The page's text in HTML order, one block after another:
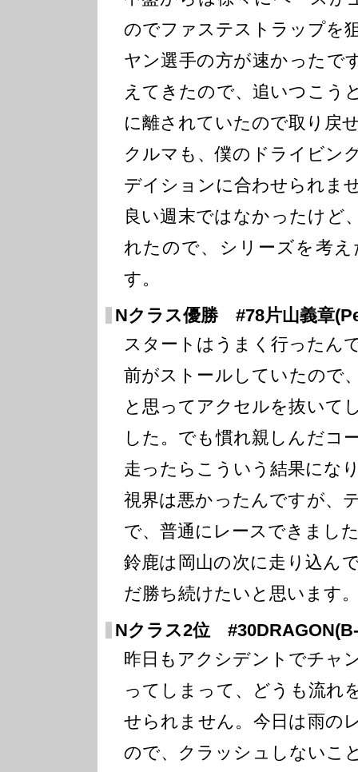
のでファステストラップを
ヤン選手の方が速かったで
えてきたので、追いつこう
に離されていたので取り戻
クルマも、僕のドライビン
デイションに合わせられま
良い週末ではなかったけど
れたので、シリーズを考
す。
Nクラス優勝 #78片山義章
スタートはうまく行ったん
前がストールしていたので
と思ってアクセルを抜いて
した。でも慣れ親しんだコ
走ったらこういう結果にな
視界は悪かったんですが、
で、普通にレースできまし
鈴鹿は岡山の次に走り込ん
だ勝ち続けたいと思います
Nクラス2位
昨日もアクシデントでチャ
ってしまって、どうも流れ
せられません。今日は雨の
ので、クラッシュしないこ